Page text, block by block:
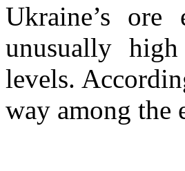
Ukraine’s
unusually
levels.
way among the